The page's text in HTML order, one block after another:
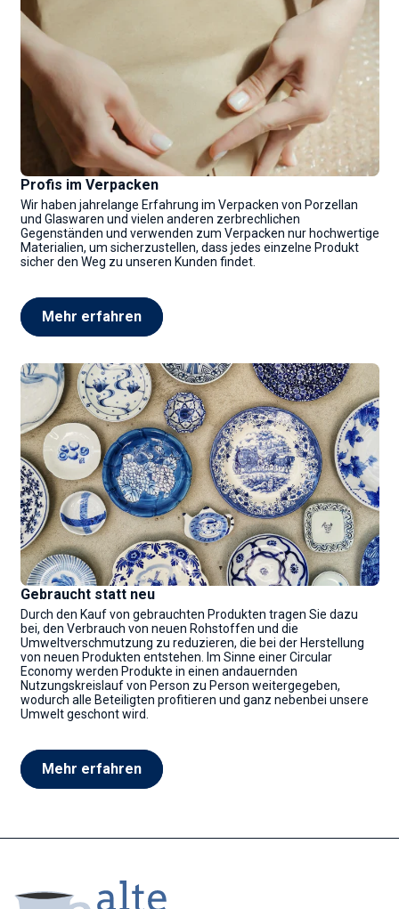
Profis im Verpacken
Wir haben jahrelange Erfahrung im Verpacken von Porzellan
und Glaswaren und vielen anderen zerbrechlichen
Gegenständen und verwenden zum Verpacken nur hochwertige
Materialien, um sicherzustellen, dass jedes einzelne Produkt
sicher den Weg zu unseren Kunden findet.
Mehr erfahren
Gebraucht statt neu
Durch den Kauf von gebrauchten Produkten tragen Sie dazu
bei, den Verbrauch von neuen Rohstoffen und die
Umweltverschmutzung zu reduzieren, die bei der Herstellung
von neuen Produkten entstehen. Im Sinne einer Circular
Economy werden Produkte in einen andauernden
Nutzungskreislauf von Person zu Person weitergegeben,
wodurch alle Beteiligten profitieren und ganz nebenbei unsere
Umwelt geschont wird.
Mehr erfahren